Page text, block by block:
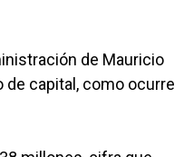
de Mauricio
de capital, como ocurre